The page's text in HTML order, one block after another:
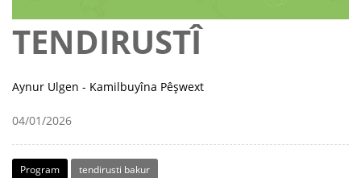
TENDIRUSTÎ
Aynur Ulgen - Kamilbuyîna Pêşwext
04/01/2026
Program tendirusti bakur